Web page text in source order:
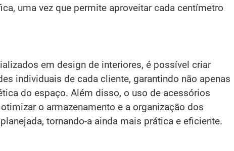
uma vez que permite aproveitar cada centímetro
em design de interiores, é possível criar
individuais de cada cliente, garantindo não apenas
do espaço. Além disso, o uso de acessórios
o armazenamento e a organização dos
tornando-a ainda mais prática e eficiente.